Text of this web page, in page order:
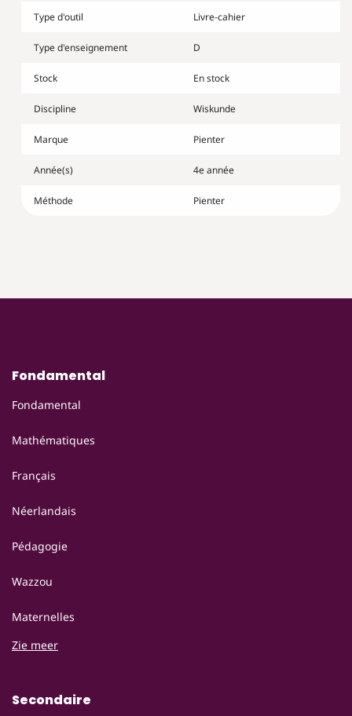
Type d'outil Livre-cahier
Type d'enseignement D
Stock En stock
Discipline Wiskunde
Marque Pienter
Année(s) 4e année
Méthode Pienter
Fondamental
Fondamental
Mathématiques
Français
Néerlandais
Pédagogie
Wazzou
Maternelles
Zie meer
Secondaire